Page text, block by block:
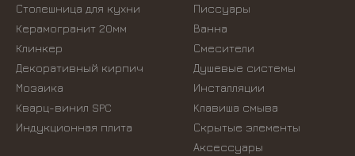
Столешница для кухни
Керамогранит 20мм
Клинкер
Декоративный кирпич
Мозаика
Кварц-винил SPC
Индукционная плита
Писсуары
Ванна
Смесители
Душевые системы
Инсталляции
Kлавиша смыва
Скрытые элементы
Аксессуары